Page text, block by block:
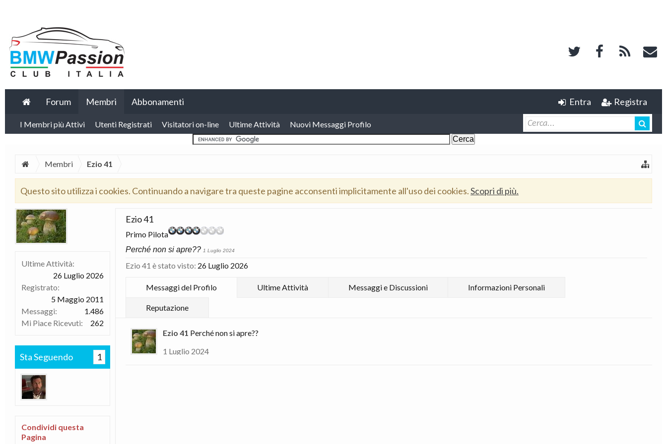
Forum Membri
I Membri più Attivi Utenti Registrati Visitatori on-line Ultime Attività Nuovi Messaggi Profilo
Abbonamenti Entra Registra
Membri Ezio 41
Questo sito utilizza i cookies. Continuando a navigare tra queste pagine acconsenti implicitamente all'uso dei cookies.Scopri di più.
Ultime Attività:
26 Luglio 2026
Registrato:
5 Maggio 2011
Messaggi:
1.486
Mi Piace Ricevuti:
262
Sta Seguendo 1
Condividi questa
Pagina
Ezio 41
Primo Pilota
Perché non si apre?? 1 Luglio 2024
Ezio 41 è stato visto: 26 Luglio 2026
Messaggi del Profilo Ultime Attività Messaggi e Discussioni Informazioni Personali
Reputazione
Ezio 41 Perché non si apre??
1 Luglio 2024